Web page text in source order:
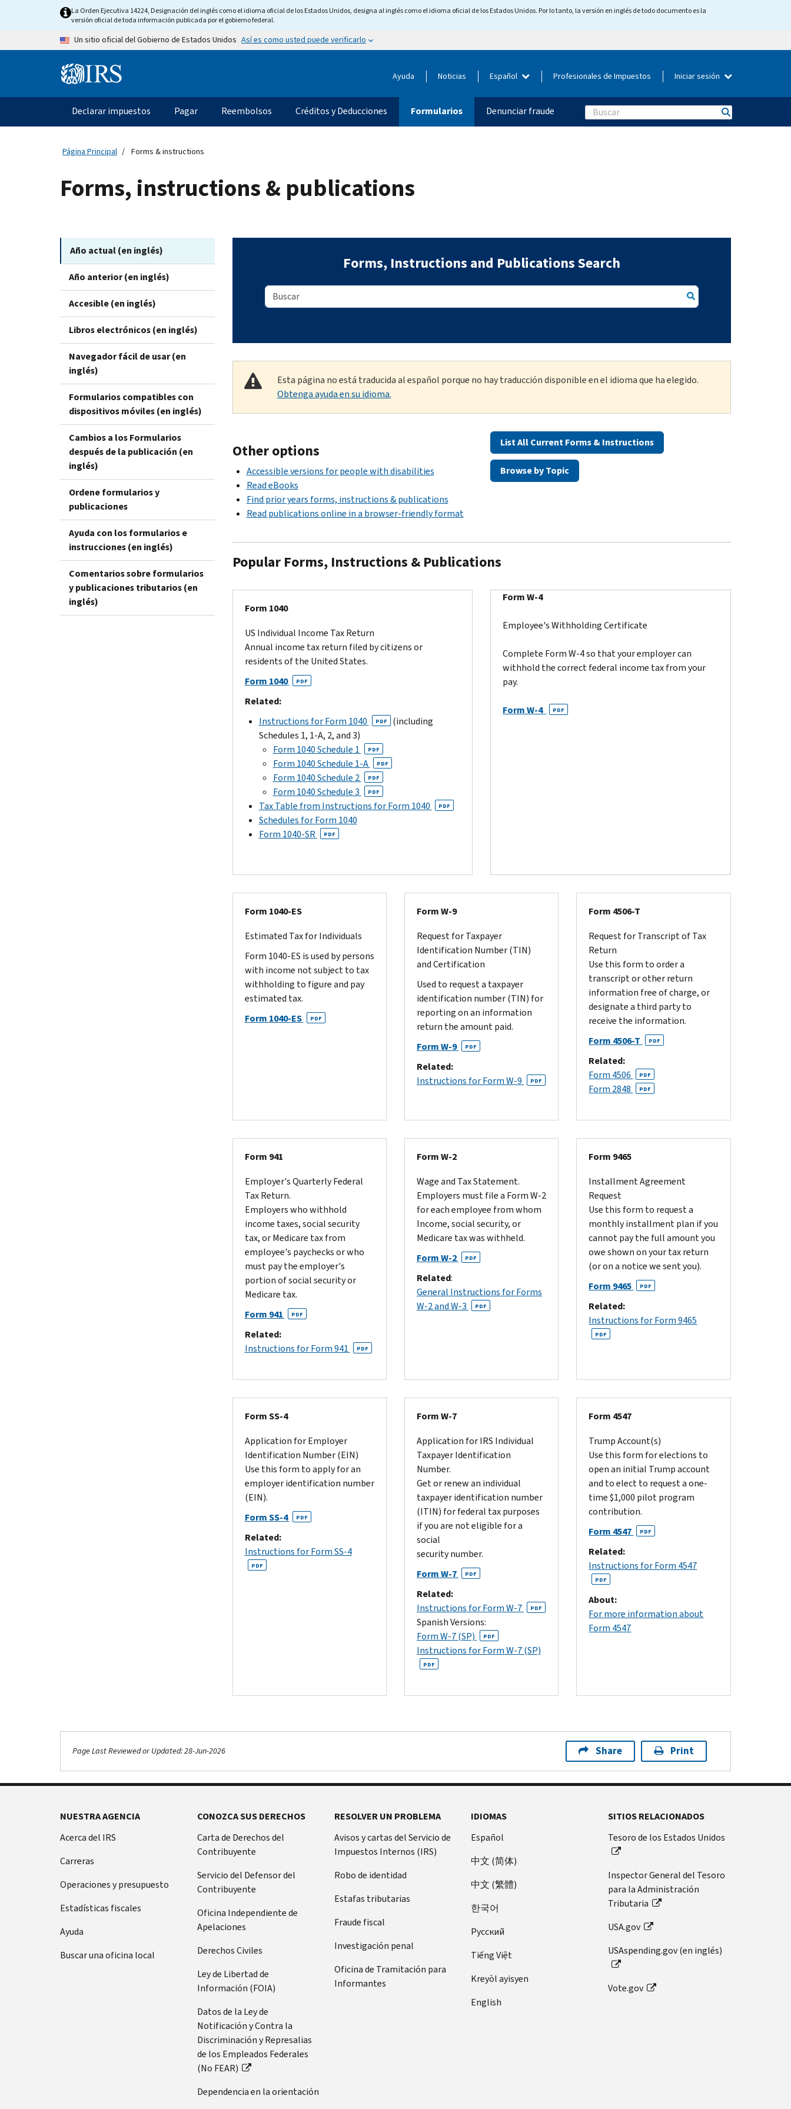
Skip to main contentLa Orden Ejecutiva 14224, Designación del inglés como el idioma oficial de los Estados Unidos, designa al inglés como el idioma oficial de los Estados Unidos. Por lo tanto, la versión en inglés de todo documento es la
versión oficial de toda información publicada por el gobierno federal.
Un sitio oficial del Gobierno de Estados Unidos Así es como usted puede verificarlo
Information Menu Ayuda Noticias Español Profesionales de Impuestos Iniciar sesión
Navegación principal
Declarar impuestos Pagar Reembolsos Créditos y Deducciones Formularios Denunciar fraude Search
Página Principal Forms & instructions
Forms, instructions & publications
Año actual (en inglés)
Año anterior (en inglés)
Accesible (en inglés)
Libros electrónicos (en inglés)
Navegador fácil de usar (en
inglés)
Formularios compatibles con
dispositivos móviles (en inglés)
Cambios a los Formularios
después de la publicación (en
inglés)
Ordene formularios y
publicaciones
Ayuda con los formularios e
instrucciones (en inglés)
Comentarios sobre formularios
y publicaciones tributarios (en
inglés)
Forms, Instructions and Publications Search
Esta página no está traducida al español porque no hay traducción disponible en el idioma que ha elegido.
Obtenga ayuda en su idioma.
Other options
Accessible versions for people with disabilities
Read eBooks
Find prior years forms, instructions & publications
Read publications online in a browser-friendly format
List All Current Forms & Instructions
Browse by Topic
Popular Forms, Instructions & Publications
Form 1040
US Individual Income Tax Return
Annual income tax return filed by citizens or
residents of the United States.
Form 1040
PDF
Related:
Instructions for Form 1040
PDF
(including
Schedules 1, 1-A, 2, and 3)
Form 1040 Schedule 1
PDF
Form 1040 Schedule 1-A PDF
Form 1040 Schedule 2 PDF
Form 1040 Schedule 3 PDF
Tax Table from Instructions for Form 1040 PDF
Schedules for Form 1040
Form 1040-SR
PDF
Form W-4
Employee's Withholding Certificate
Complete Form W-4 so that your employer can
withhold the correct federal income tax from your
pay.
Form W-4 PDF
Form 1040-ES
Estimated Tax for Individuals
Form 1040-ES is used by persons
with income not subject to tax
withholding to figure and pay
estimated tax.
Form 1040-ES
PDF
Form W-9
Request for Taxpayer
Identification Number (TIN)
and Certification
Used to request a taxpayer
identification number (TIN) for
reporting on an information
return the amount paid.
Form W-9
PDF
Related:
Instructions for Form W-9
PDF
Form 4506-T
Request for Transcript of Tax
Return
Use this form to order a
transcript or other return
information free of charge, or
designate a third party to
receive the information.
Form 4506-T
PDF
Related:
Form 4506
PDF
Form 2848 PDF
Form 941
Employer's Quarterly Federal
Tax Return.
Employers who withhold
income taxes, social security
tax, or Medicare tax from
employee's paychecks or who
must pay the employer's
portion of social security or
Medicare tax.
Form 941
PDF
Related:
Instructions for Form 941
PDF
Form W-2
Wage and Tax Statement.
Employers must file a Form W-2
for each employee from whom
Income, social security, or
Medicare tax was withheld.
Form W-2
PDF
Related:
General Instructions for Forms
W-2 and W-3
PDF
Form 9465
Installment Agreement
Request
Use this form to request a
monthly installment plan if you
cannot pay the full amount you
owe shown on your tax return
(or on a notice we sent you).
Form 9465
PDF
Related:
Instructions for Form 9465
PDF
Form SS-4
Application for Employer
Identification Number (EIN)
Use this form to apply for an
employer identification number
(EIN).
Form SS-4
PDF
Related:
Instructions for Form SS-4
PDF
Form W-7
Application for IRS Individual
Taxpayer Identification
Number.
Get or renew an individual
taxpayer identification number
(ITIN) for federal tax purposes
if you are not eligible for a
social
security number.
Form W-7
PDF
Related:
Instructions for Form W-7
PDF
Spanish Versions:
Form W-7 (SP)
PDF
Instructions for Form W-7 (SP)
PDF
Form 4547
Trump Account(s)
Use this form for elections to
open an initial Trump account
and to elect to request a one-
time $1,000 pilot program
contribution.
Form 4547
PDF
Related:
Instructions for Form 4547
PDF
About:
For more information about
Form 4547
Page Last Reviewed or Updated: 28-Jun-2026 Share Print
Footer Navigation
NUESTRA AGENCIA
Acerca del IRS
Carreras
Operaciones y presupuesto
Estadísticas fiscales
Ayuda
Buscar una oficina local
CONOZCA SUS DERECHOS
Carta de Derechos del
Contribuyente
Servicio del Defensor del
Contribuyente
Oficina Independiente de
Apelaciones
Derechos Civiles
Ley de Libertad de
Información (FOIA)
Datos de la Ley de
Notificación y Contra la
Discriminación y Represalias
de los Empleados Federales
(No FEAR)
Dependencia en la orientación
RESOLVER UN PROBLEMA
Avisos y cartas del Servicio de
Impuestos Internos (IRS)
Robo de identidad
Estafas tributarias
Fraude fiscal
Investigación penal
Oficina de Tramitación para
Informantes
IDIOMAS
Español
中文 (简体)
中文 (繁體)
한국어
Pусский
Tiếng Việt
Kreyòl ayisyen
English
SITIOS RELACIONADOS
Tesoro de los Estados Unidos
Inspector General del Tesoro
para la Administración
Tributaria
USA.gov
USAspending.gov (en inglés)
Vote.gov